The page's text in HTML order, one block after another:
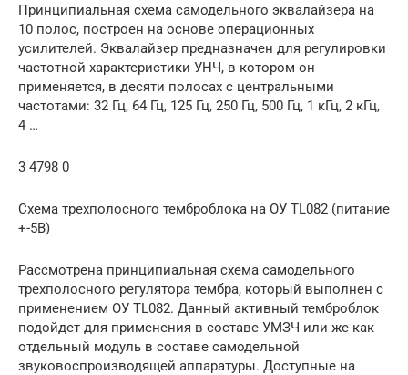
Принципиальная схема самодельного эквалайзера на
10 полос, построен на основе операционных
усилителей. Эквалайзер предназначен для регулировки
частотной характеристики УНЧ, в котором он
применяется, в десяти полосах с центральными
частотами: 32 Гц, 64 Гц, 125 Гц, 250 Гц, 500 Гц, 1 кГц, 2 кГц,
4 …
3 4798 0
Схема трехполосного темброблока на ОУ TL082 (питание
+-5В)
Рассмотрена принципиальная схема самодельного
трехполосного регулятора тембра, который выполнен с
применением ОУ TL082. Данный активный темброблок
подойдет для применения в составе УМЗЧ или же как
отдельный модуль в составе самодельной
звуковоспроизводящей аппаратуры. Доступные на